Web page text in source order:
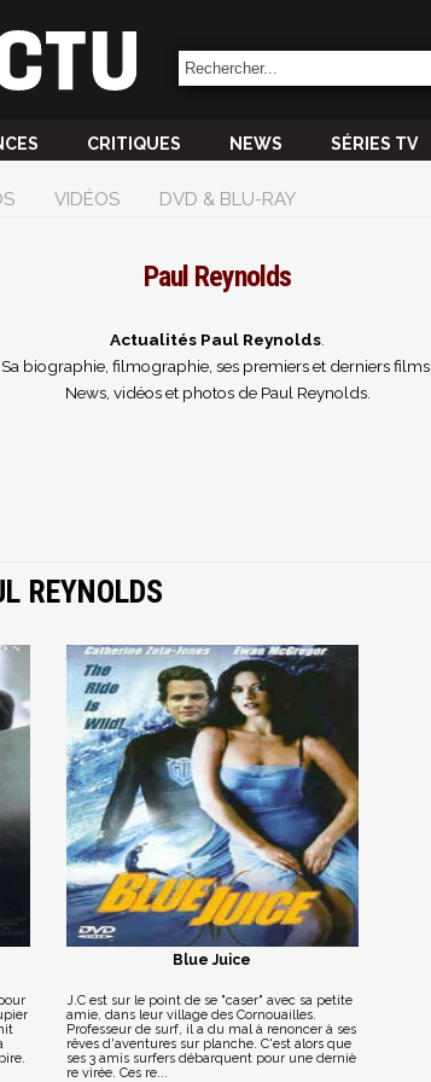
CRITIQUES NEWS SÉRIES TV
VIDÉOS DVD & BLU-RAY
Paul Reynolds
Actualités Paul Reynolds
Sa biographie, filmographie, ses premiers et derniers films.
News, vidéos et photos de Paul Reynolds.
REYNOLDS
Blue Juice
J.C est sur le point de se "caser" avec sa petite
amie, dans leur village des Cornouailles.
Professeur de surf, il a du mal à renoncer à ses
rêves d'aventures sur planche. C'est alors que
ses 3 amis surfers débarquent pour une derniè
re virée. Ces re...